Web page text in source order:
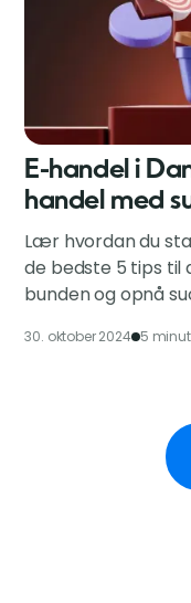
E-handel i
handel med
Lær hvordan du
de bedste 5 tips til
bunden og opnå
30. oktober 2024 5